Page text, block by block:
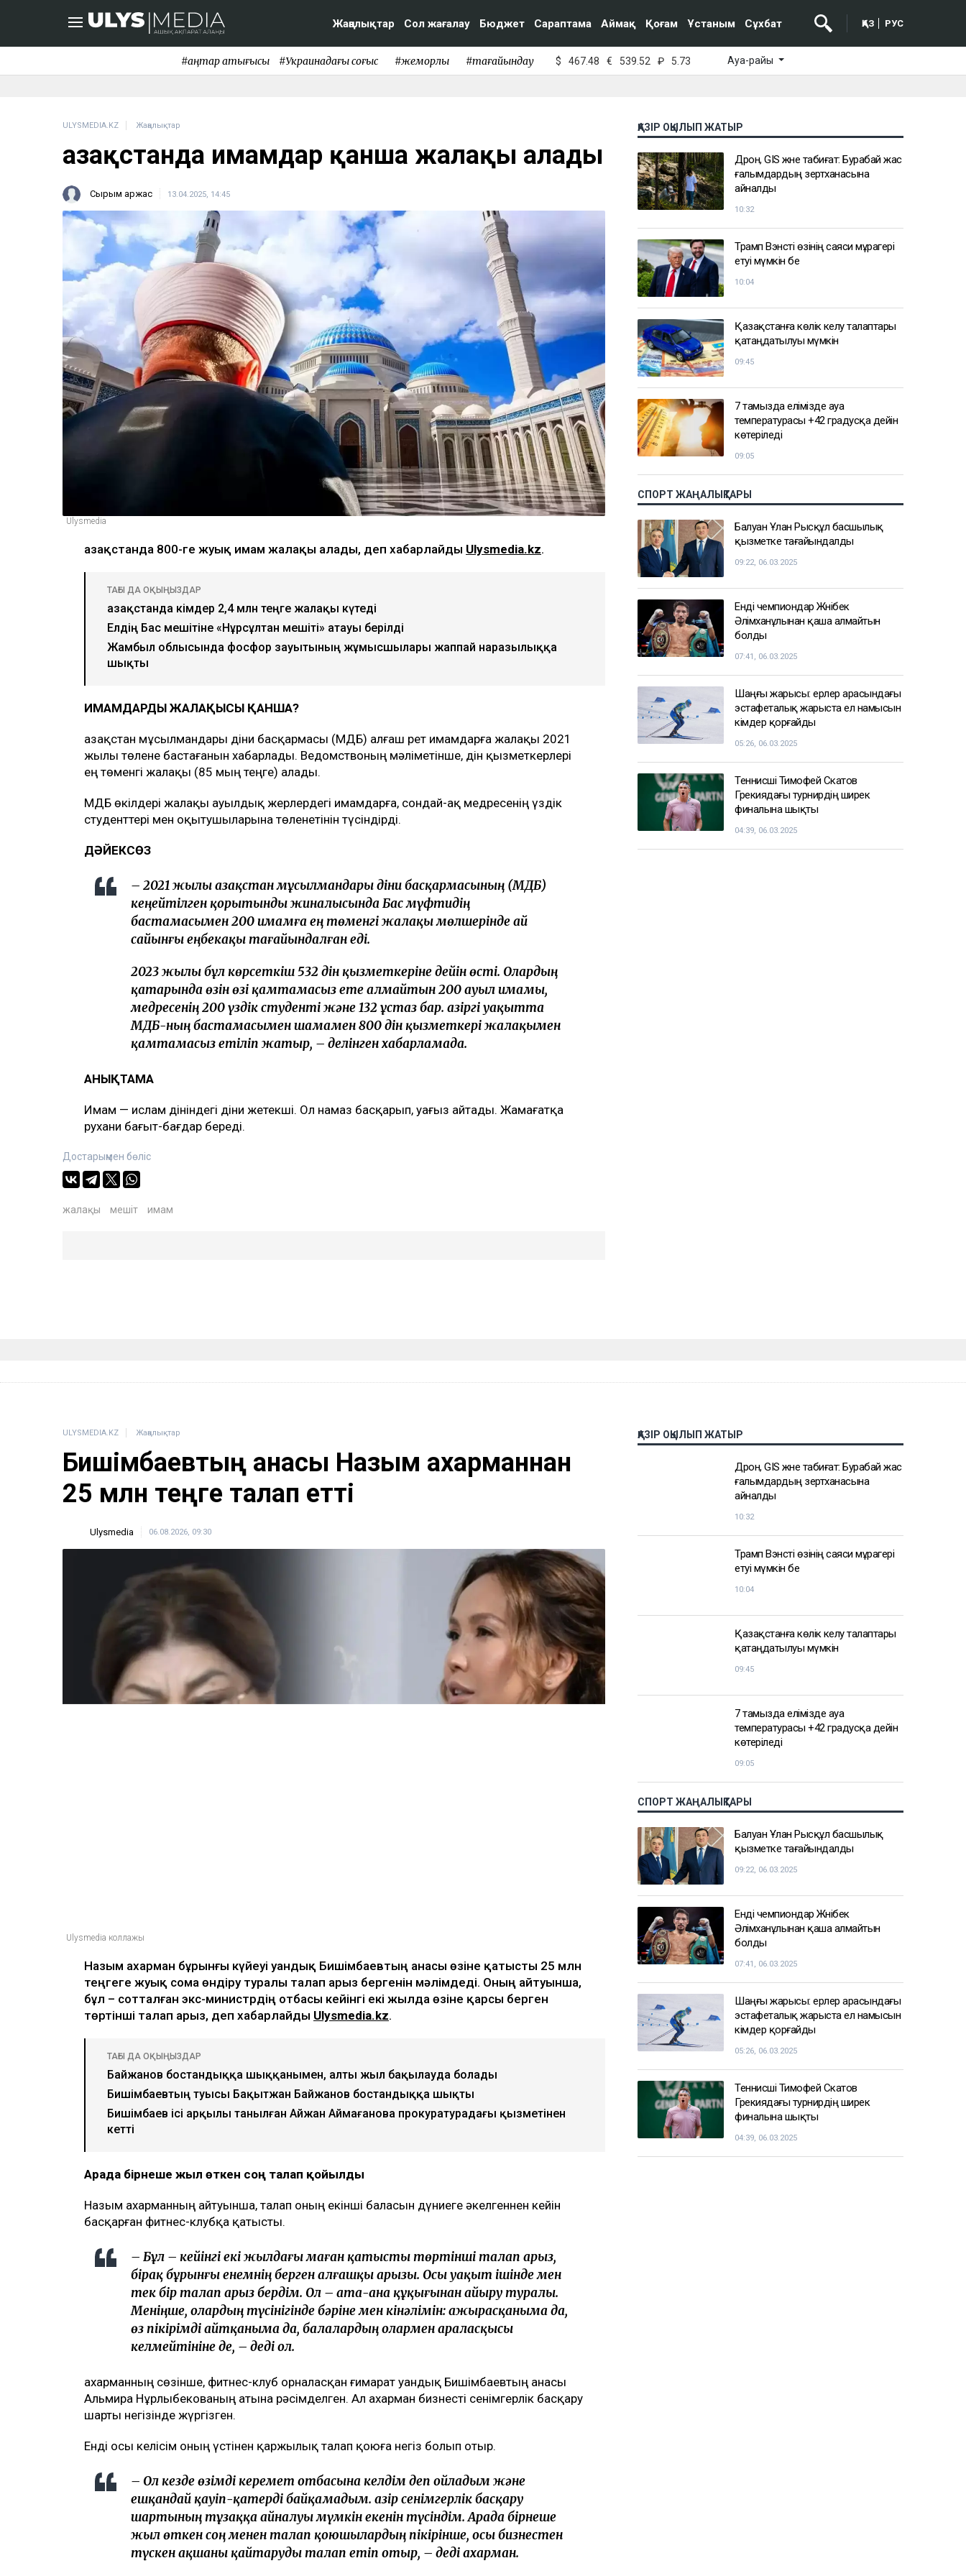
Жаңалықтар Сол жағалау Бюджет Сараптама Аймақ Қоғам Ұстаным Сұхбат ҚАЗ РУС
#қаңтар қақтығысы #Украинадағы соғыс #жемқорлық #тағайындау $ 467.48 € 539.52 ₽ 5.73 Ауа-райы
ULYSMEDIA.KZ Жаңалықтар
Қазақстанда имамдар қанша жалақы алады
Сырым Қаржас 13.04.2025, 14:45
Ulysmedia
Қазақстанда 800-ге жуық имам жалақы алады, деп хабарлайды Ulysmedia.kz.
ТАҒЫ ДА ОҚЫҢЫЗДАР
Қазақстанда кімдер 2,4 млн теңге жалақы күтеді
Елдің Бас мешітіне «Нұрсұлтан мешіті» атауы берілді
Жамбыл облысында фосфор зауытының жұмысшылары жаппай наразылыққа
шықты
ИМАМДАРДЫҢ ЖАЛАҚЫСЫ ҚАНША?
Қазақстан мұсылмандары діни басқармасы (ҚМДБ) алғаш рет имамдарға жалақы 2021
жылы төлене бастағанын хабарлады. Ведомствоның мәліметінше, дін қызметкерлері
ең төменгі жалақы (85 мың теңге) алады.
ҚМДБ өкілдері жалақы ауылдық жерлердегі имамдарға, сондай-ақ медресенің үздік
студенттері мен оқытушыларына төленетінін түсіндірді.
ДӘЙЕКСӨЗ
– 2021 жылы Қазақстан мұсылмандары діни басқармасының (ҚМДБ)
кеңейтілген қорытынды жиналысында Бас мүфтидің
бастамасымен 200 имамға ең төменгі жалақы мөлшерінде ай
сайынғы еңбекақы тағайындалған еді.
2023 жылы бұл көрсеткіш 532 дін қызметкеріне дейін өсті. Олардың
қатарында өзін өзі қамтамасыз ете алмайтын 200 ауыл имамы,
медресенің 200 үздік студенті және 132 ұстаз бар. Қазіргі уақытта
ҚМДБ-ның бастамасымен шамамен 800 дін қызметкері жалақымен
қамтамасыз етіліп жатыр, – делінген хабарламада.
АНЫҚТАМА
Имам — ислам дініндегі діни жетекші. Ол намаз басқарып, уағыз айтады. Жамағатқа
рухани бағыт-бағдар береді.
Достарыңмен бөліс
жалақы мешіт имам
ҚАЗІР ОҚЫЛЫП ЖАТЫР
Дрон, GIS және табиғат: Бурабай жас
ғалымдардың зертханасына
айналды
10:32
Трамп Вэнсті өзінің саяси мұрагері
етуі мүмкін бе
10:04
Қазақстанға көлік әкелу талаптары
қатаңдатылуы мүмкін
09:45
7 тамызда елімізде ауа
температурасы +42 градусқа дейін
көтеріледі
09:05
СПОРТ ЖАҢАЛЫҚТАРЫ
Балуан Ұлан Рысқұл басшылық
қызметке тағайындалды
09:22, 06.03.2025
Енді чемпиондар Жәнібек
Әлімханұлынан қаша алмайтын
болды
07:41, 06.03.2025
Шаңғы жарысы: ерлер арасындағы
эстафеталық жарыста ел намысын
кімдер қорғайды
05:26, 06.03.2025
Теннисші Тимофей Скатов
Грекиядағы турнирдің ширек
финалына шықты
04:39, 06.03.2025
Назым Қахарман бұрынғы күйеуі Қуандық Бишімбаевтың анасы өзіне қатысты 25 млн
бұл – сотталған экс-министрдің отбасы кейінгі екі жылда өзіне қарсы берген
төртінші талап арыз, деп хабарлайдыUlysmedia.kz.
ТАҒЫ ДА ОҚЫҢЫЗДАР
Бишімбаевтың туысы Бақытжан Байжанов бостандыққа шықты
Бишімбаев ісі арқылы танылған Айжан Аймағанова прокуратурадағы қызметінен
кетті
Арада бірнеше жыл өткен соң талап қойылды
Дрон, GIS және табиғат: Бурабай жас
ғалымдардың зертханасына
Трамп Вэнсті өзінің саяси мұрагері
Қазақстанға көлік әкелу талаптары
қатаңдатылуы мүмкін
09:45
7 тамызда елімізде ауа
температурасы +42 градусқа дейін